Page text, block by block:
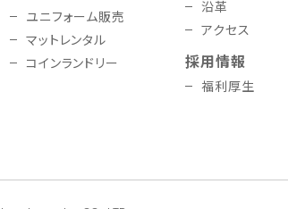
ユニフォーム販売
マットレンタル
コインランドリー
沿革
アクセス
採用情報
福利厚生